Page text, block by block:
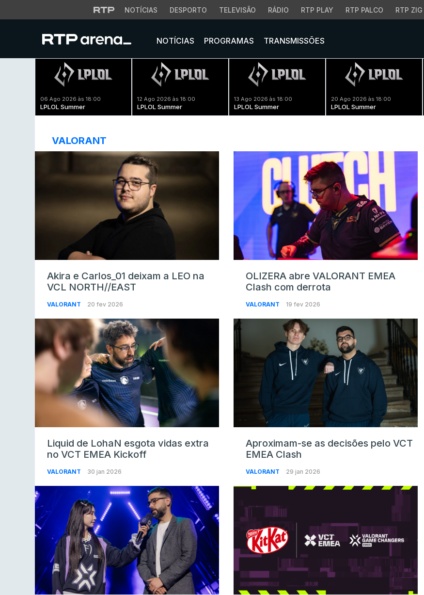
NOTÍCIAS DESPORTO TELEVISÃO RÁDIO RTP PLAY RTP PALCO RTP ZIG
NOTÍCIAS PROGRAMAS TRANSMISSÕES
06 Ago 2026 às 18:00
LPLOL Summer
12 Ago 2026 às 18:00
LPLOL Summer
13 Ago 2026 às 18:00
LPLOL Summer
20 Ago 2026 às 18:00
LPLOL Summer
VALORANT
Akira e Carlos_01 deixam a LEO na
VCL NORTH//EAST
VALORANT 20 fev 2026
OLIZERA abre VALORANT EMEA
Clash com derrota
VALORANT 19 fev 2026
Liquid de LohaN esgota vidas extra
no VCT EMEA Kickoff
VALORANT 30 jan 2026
Aproximam-se as decisões pelo VCT
EMEA Clash
VALORANT 29 jan 2026